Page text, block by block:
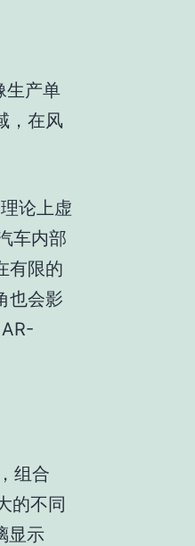
生产单
，在风
论上虚
车内部
有限的
也会影
组合
的不同
显示